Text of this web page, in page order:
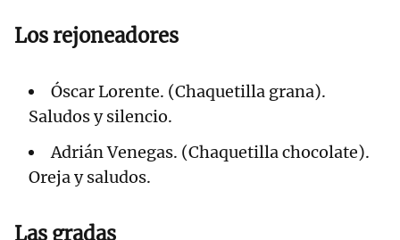
Los rejoneadores
Óscar Lorente. (Chaquetilla grana).
Saludos y silencio.
Adrián Venegas. (Chaquetilla chocolate).
Oreja y saludos.
Las gradas